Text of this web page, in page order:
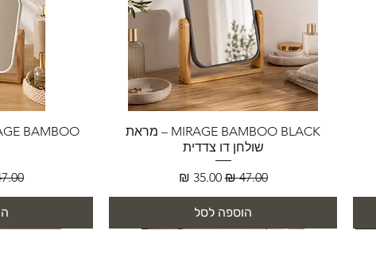
MIRAGE BAMBOO BLACK – מראת
שולחן דו צדדית
מחיר רגיל‏47.00 ‏₪ מחיר מבצע‏35.00 ‏₪
הוספה לסל
‏47.00 ‏₪